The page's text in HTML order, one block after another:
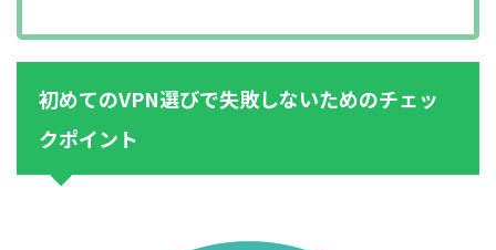
初めてのVPN選びで失敗しないためのチェッ
クポイント